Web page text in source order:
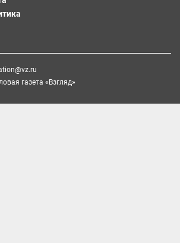
газета «Взгляд»